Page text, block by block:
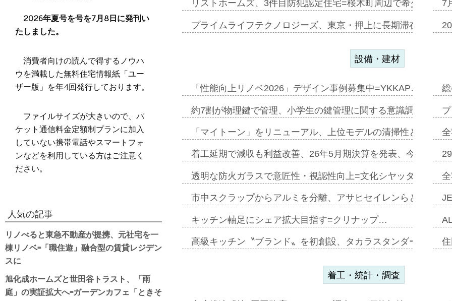
リストホームズ、3件目防犯認定住宅=桜木町周辺で希少価値
プライムライフテクノロジーズ、東京・押上に長期滞在型ホテ
7
設備・建材
「性能向上リノベ2026」デザイン事例募集中=YKKAP…
約7割が物理鍵で管理、小学生の鍵管理に関する意識調査
「マイトーン」をリニューアル、上位モデルの清掃性と安全
着工延期で減収も利益改善、26年5月期決算を発表、今期は増
透明な防火ガラスで意匠性・視認性向上=文化シヤッター…
市中スクラップからアルミを分離、アサヒセイレンらと協働開
キッチン軸足にシェア拡大目指す=クリナップ…
高級キッチン〝ブランド〟を初創設、タカラスタンダードが新
着工・統計・調査
2026年夏号を号を7月8日に発刊い
たしました。
消費者向けの読んで得するノウハ
ウを満載した無料住宅情報紙「ユー
ザー版」を年4回発行しております。
ファイルサイズが大きいので、パ
ケット通信料金定額制プランに加入
していない携帯電話やスマートフォ
ンなどを利用している方はご注意く
ださい。
人気の記事
リノべると東急不動産が提携、元社宅を一
棟リノベ=「職住遊」融合型の賃貸レジデン
スに
旭化成ホームズと世田谷トラスト、「雨
庭」の実証拡大へ=ガーデンカフェ「ときそ